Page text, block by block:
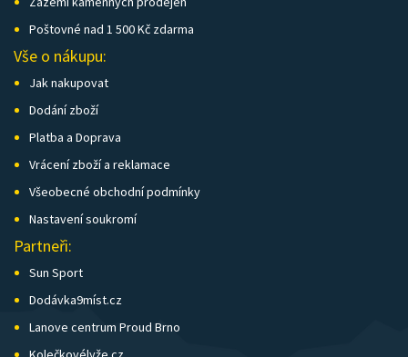
Poštovné nad 1 500 Kč zdarma
Vše o nákupu:
Jak nakupovat
Dodání zboží
Platba a Doprava
Vrácení zboží a reklamace
Všeobecné obchodní podmínky
Nastavení soukromí
Partneři:
Sun Sport
Dodávka9míst.cz
Lanove centrum Proud Brno